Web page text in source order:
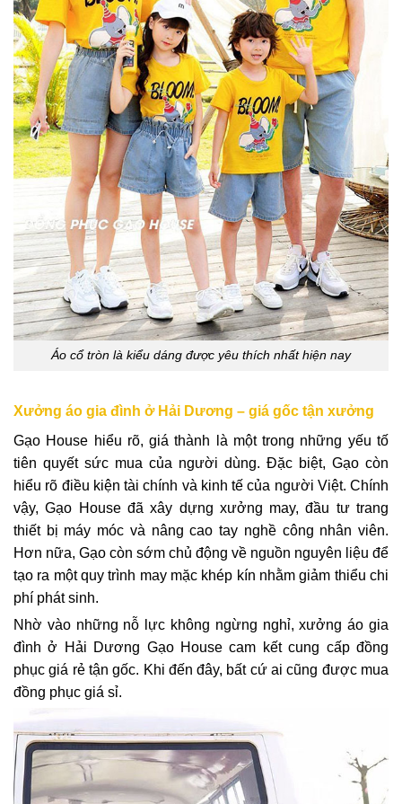
Áo cổ tròn là kiểu dáng được yêu thích nhất hiện nay
Xưởng áo gia đình ở Hải Dương – giá gốc tận xưởng
Gạo House hiểu rõ, giá thành là một trong những yếu tố
tiên quyết sức mua của người dùng. Đặc biệt, Gạo còn
hiểu rõ điều kiện tài chính và kinh tế của người Việt. Chính
vậy, Gạo House đã xây dựng xưởng may, đầu tư trang
thiết bị máy móc và nâng cao tay nghề công nhân viên.
Hơn nữa, Gạo còn sớm chủ động về nguồn nguyên liệu để
tạo ra một quy trình may mặc khép kín nhằm giảm thiểu chi
phí phát sinh.
Nhờ vào những nỗ lực không ngừng nghỉ, xưởng áo gia
đình ở Hải Dương Gạo House cam kết cung cấp đồng
phục giá rẻ tận gốc. Khi đến đây, bất cứ ai cũng được mua
đồng phục giá sỉ.